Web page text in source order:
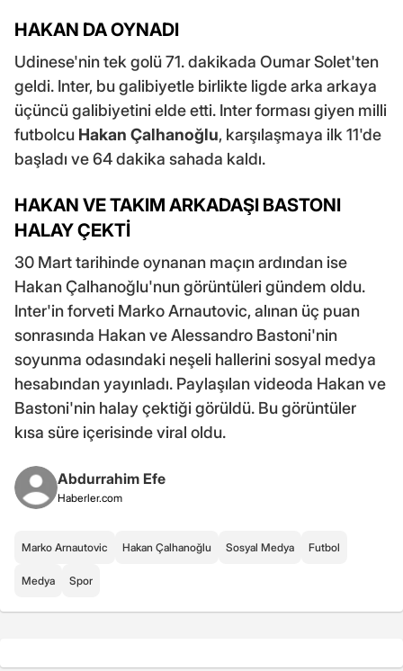
HAKAN DA OYNADI
Udinese'nin tek golü 71. dakikada Oumar Solet'ten
geldi. Inter, bu galibiyetle birlikte ligde arka arkaya
üçüncü galibiyetini elde etti. Inter forması giyen milli
futbolcu Hakan Çalhanoğlu, karşılaşmaya ilk 11'de
başladı ve 64 dakika sahada kaldı.
HAKAN VE TAKIM ARKADAŞI BASTONI
HALAY ÇEKTİ
30 Mart tarihinde oynanan maçın ardından ise
Hakan Çalhanoğlu'nun görüntüleri gündem oldu.
Inter'in forveti Marko Arnautovic, alınan üç puan
sonrasında Hakan ve Alessandro Bastoni'nin
soyunma odasındaki neşeli hallerini sosyal medya
hesabından yayınladı. Paylaşılan videoda Hakan ve
Bastoni'nin halay çektiği görüldü. Bu görüntüler
kısa süre içerisinde viral oldu.
Abdurrahim Efe
Haberler.com
Marko Arnautovic Hakan Çalhanoğlu Sosyal Medya Futbol
Medya Spor